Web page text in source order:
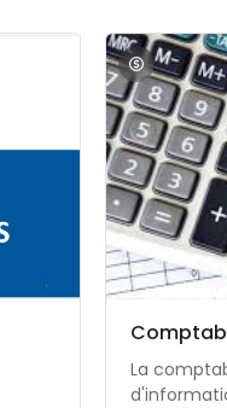
Image du
Catégorie
Nom du
Résumé
La